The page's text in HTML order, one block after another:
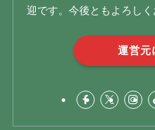
迎です。今後ともよろしく
運営元